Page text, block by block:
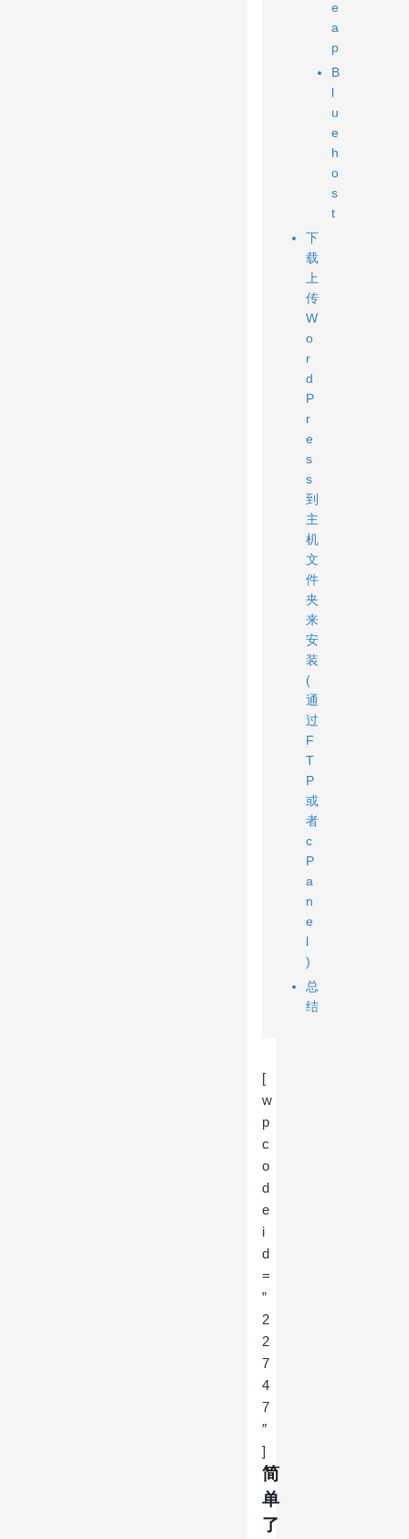
e
a
p
B
l
u
e
h
o
s
t
下
载
上
传
W
o
r
d
P
r
e
s
s
到
主
机
文
件
夹
来
安
装
(
通
过
F
T
P
或
者
c
P
a
n
e
l
)
总
结
[
w
p
c
o
d
e
i
d
=
”
2
2
7
4
7
″
]
简
单
了